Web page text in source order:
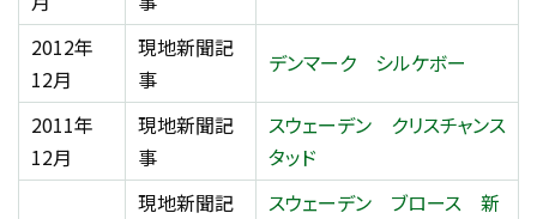
2012年
12月
現地新聞記
事
デンマーク シルケボー
2011年
12月
現地新聞記
事
スウェーデン クリスチャンス
タッド
現地新聞記
スウェーデン ブロース 新